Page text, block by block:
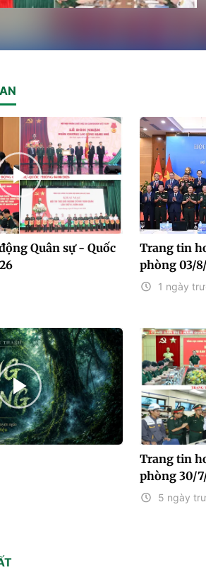
Quân sự - Quốc
Trang tin
phòng 03/
1 ngày
Trang tin
phòng 30/
5 ngày